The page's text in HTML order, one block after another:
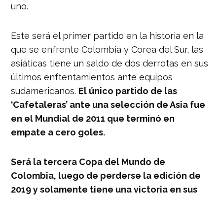
uno.
Este será el primer partido en la historia en la
que se enfrente Colombia y Corea del Sur, las
asiáticas tiene un saldo de dos derrotas en sus
últimos enftentamientos ante equipos
sudamericanos. El único partido de las
‘Cafetaleras’ ante una selección de Asia fue
en el Mundial de 2011 que terminó en
empate a cero goles.
Será la tercera Copa del Mundo de
Colombia, luego de perderse la edición de
2019 y solamente tiene una victoria en sus